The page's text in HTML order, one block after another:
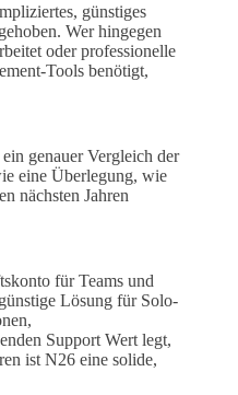
günstiges
Wer hingegen
oder professionelle
Tools benötigt,
genauer Vergleich der
eine Überlegung, wie
nächsten Jahren
für Teams und
Lösung für Solo-
Support Wert legt,
ist N26 eine solide,